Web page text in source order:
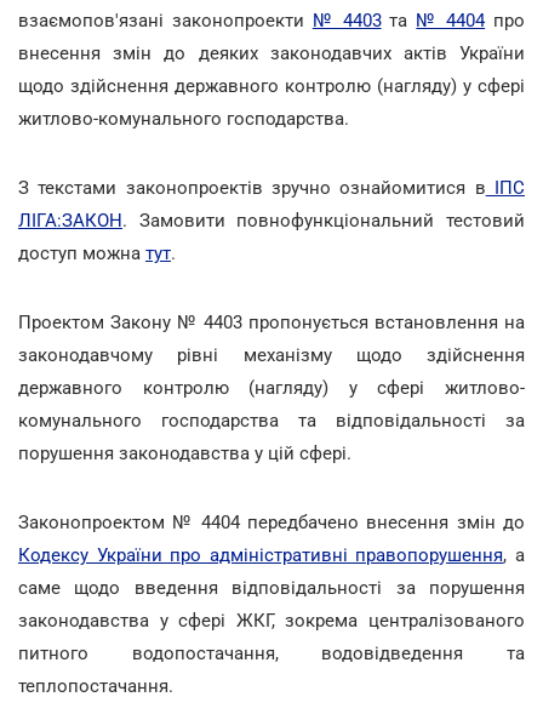
взаємопов'язані законопроекти № 4403та № 4404про
внесення змін до деяких законодавчих актів України
щодо здійснення державного контролю (нагляду) у сфері
житлово-комунального господарства.
З текстами законопроектів зручно ознайомитися в ІПС
ЛІГА:ЗАКОН. Замовити повнофункціональний тестовий
доступ можна тут.
Проектом Закону № 4403 пропонується встановлення на
законодавчому рівні механізму щодо здійснення
державного контролю (нагляду) у сфері житлово-
комунального господарства та відповідальності за
порушення законодавства у цій сфері.
Законопроектом № 4404 передбачено внесення змін до
Кодексу України про адміністративні правопорушення, а
саме щодо введення відповідальності за порушення
законодавства у сфері ЖКГ, зокрема централізованого
питного водопостачання, водовідведення та
теплопостачання.